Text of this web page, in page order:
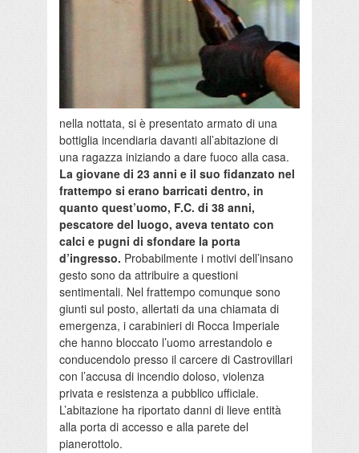
nella nottata, si è presentato armato di una
bottiglia incendiaria davanti all’abitazione di
una ragazza iniziando a dare fuoco alla casa.
La giovane di 23 anni e il suo fidanzato nel
frattempo si erano barricati dentro, in
quanto quest’uomo, F.C. di 38 anni,
pescatore del luogo, aveva tentato con
calci e pugni di sfondare la porta
d’ingresso. Probabilmente i motivi dell’insano
gesto sono da attribuire a questioni
sentimentali. Nel frattempo comunque sono
giunti sul posto, allertati da una chiamata di
emergenza, i carabinieri di Rocca Imperiale
che hanno bloccato l’uomo arrestandolo e
conducendolo presso il carcere di Castrovillari
con l’accusa di incendio doloso, violenza
privata e resistenza a pubblico ufficiale.
L’abitazione ha riportato danni di lieve entità
alla porta di accesso e alla parete del
pianerottolo.